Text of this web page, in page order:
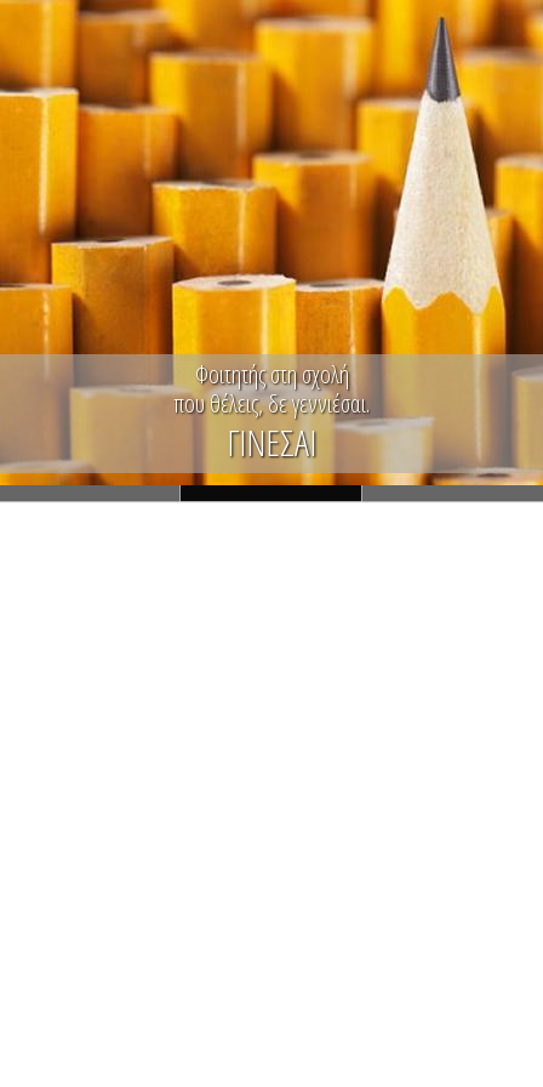
Φοιτητής στη σχολή
που θέλεις, δε γεννιέσαι.
ΓΙΝΕΣΑΙ